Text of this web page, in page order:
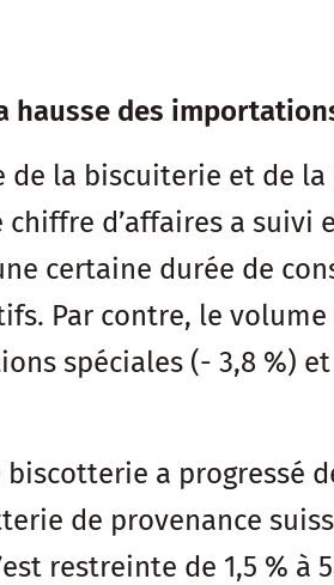
hausse des
la biscuiterie et de
d’affaires a suivi
certaine durée de
Par contre, le
spéciales (- 3,8 %)
a progressé
de provenance
restreinte de 1,5 % à